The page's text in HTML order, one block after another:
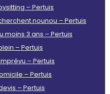
– Pertuis
nounou – Pertuis
moins 3 ans – Pertuis
– Pertuis
– Pertuis
– Pertuis
– Pertuis